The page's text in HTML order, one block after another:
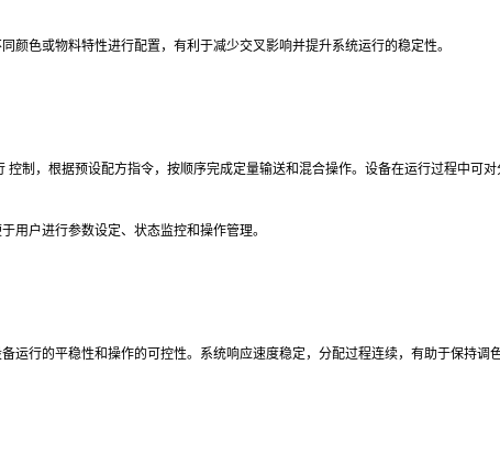
颜色或物料特性进行配置，有利于减少交叉影响并提升系统运行的稳定性。
控制，根据预设配方指令，按顺序完成定量输送和混合操作。设备在运行过程中可
用户进行参数设定、状态监控和操作管理。
运行的平稳性和操作的可控性。系统响应速度稳定，分配过程连续，有助于保持